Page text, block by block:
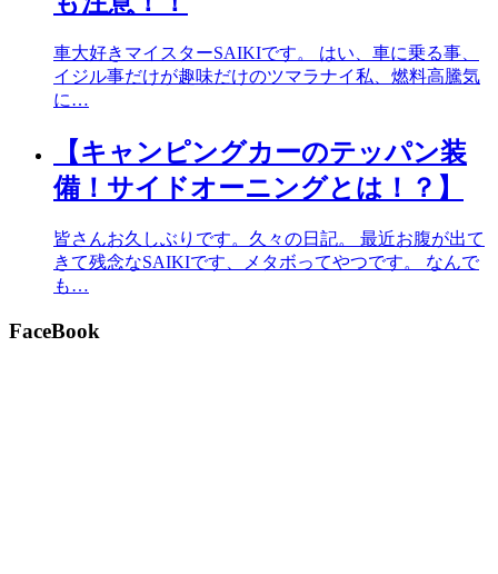
車大好きマイスターSAIKIです。 はい、車に乗る事、
イジル事だけが趣味だけのツマラナイ私、燃料高騰気
に…
【キャンピングカーのテッパン装
備！サイドオーニングとは！？】
皆さんお久しぶりです。久々の日記。 最近お腹が出て
きて残念なSAIKIです、メタボってやつです。 なんで
も…
FaceBook